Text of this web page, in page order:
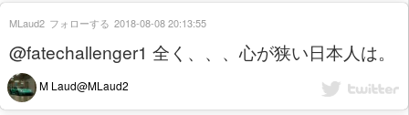
@fatechallenger1 全く、、、心が狭い日本人は。
M Laud@MLaud2
MLaud2 フォローする 2018-08-08 20:13:55